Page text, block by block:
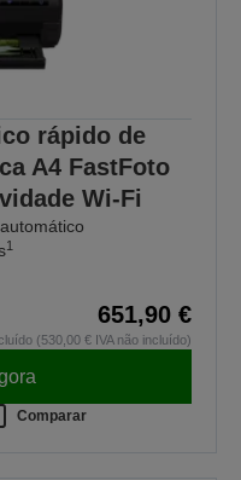
rápido de
A4 FastFoto
Wi-Fi
1
651,90 €
(530,00 € IVA não incluído)
Comparar